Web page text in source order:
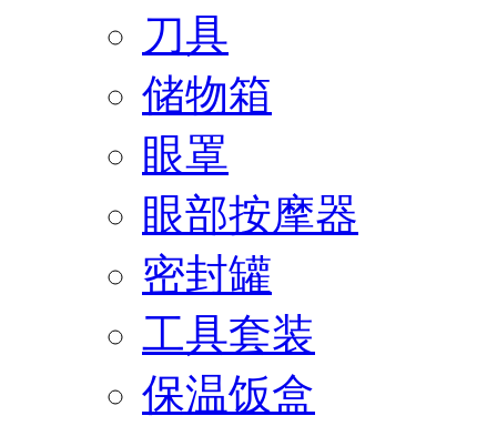
刀具
储物箱
眼罩
眼部按摩器
密封罐
工具套装
保温饭盒